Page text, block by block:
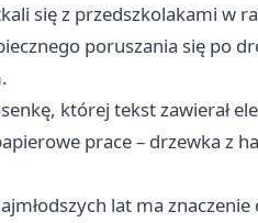
się z przedszkolakami w
poruszania się po
której tekst zawierał
prace – drzewka z
lat ma